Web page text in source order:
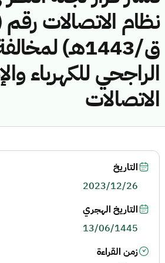
ق/1443هـ)
الراجحي للكهرباء
الاتصالات
التاريخ
2023/12/26
التاريخ الهجري
13/06/1445
زمن القراءة